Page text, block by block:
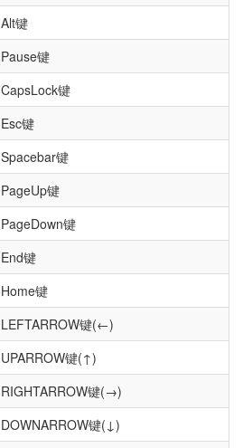
Alt键
Pause键
CapsLock键
Esc键
Spacebar键
PageUp键
PageDown键
End键
Home键
LEFTARROW键(←)
UPARROW键(↑)
RIGHTARROW键(→)
DOWNARROW键(↓)